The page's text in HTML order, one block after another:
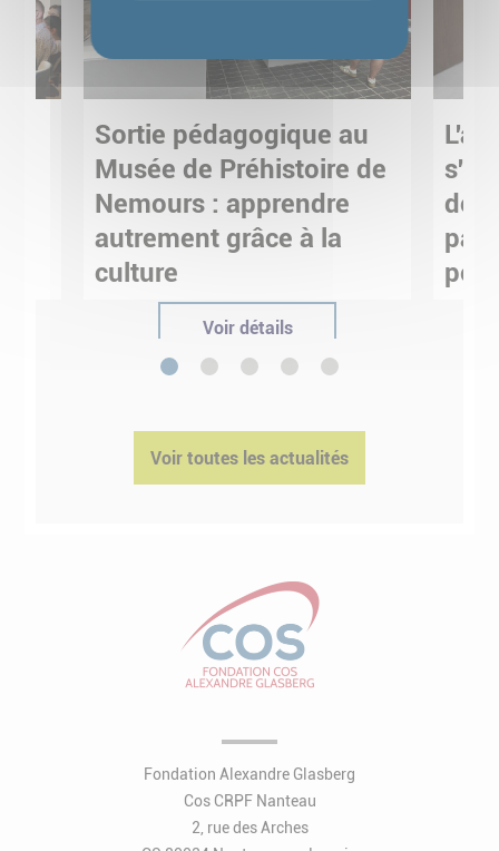
Sortie pédagogique au
Musée de Préhistoire de
Nemours : apprendre
autrement grâce à la
culture
Voir détails
de
Voir toutes les actualités
Fondation Alexandre Glasberg
Cos CRPF Nanteau
2, rue des Arches